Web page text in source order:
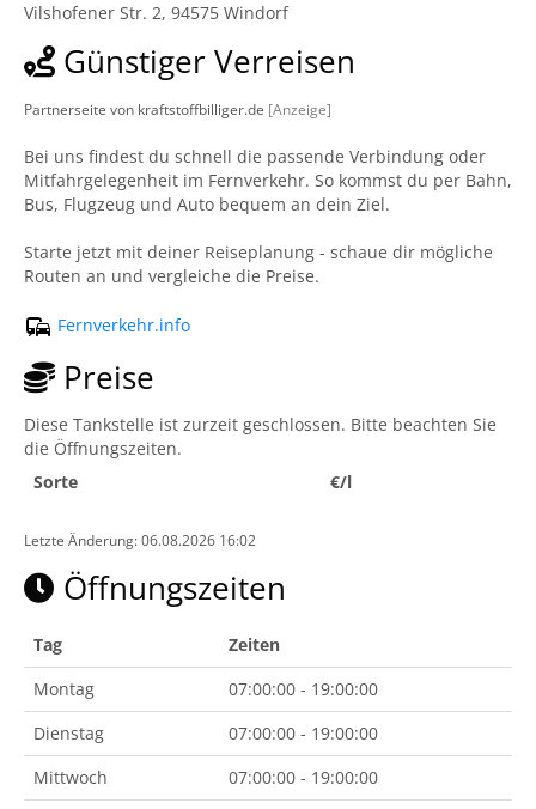
Vilshofener Str. 2, 94575 Windorf
Günstiger Verreisen
Partnerseite von kraftstoffbilliger.de [Anzeige]
Bei uns findest du schnell die passende Verbindung oder
Mitfahrgelegenheit im Fernverkehr. So kommst du per Bahn,
Bus, Flugzeug und Auto bequem an dein Ziel.
Starte jetzt mit deiner Reiseplanung - schaue dir mögliche
Routen an und vergleiche die Preise.
Fernverkehr.info
Preise
Diese Tankstelle ist zurzeit geschlossen. Bitte beachten Sie
die Öffnungszeiten.
Sorte
€/l
Letzte Änderung: 06.08.2026 16:02
Öffnungszeiten
Tag
Zeiten
Montag
07:00:00 - 19:00:00
Dienstag
07:00:00 - 19:00:00
Mittwoch
07:00:00 - 19:00:00